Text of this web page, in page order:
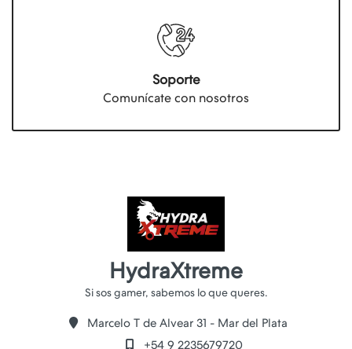
Soporte
Comunícate con nosotros
HydraXtreme
Marcelo T de Alvear 31 - Mar del Plata
+54 9 2235679720